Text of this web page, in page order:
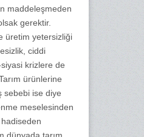
maddeleşmeden
gerektir.
üretim yetersizliği
ciddi
krizlere de
ürünlerine
sebebi ise diye
meselesinden